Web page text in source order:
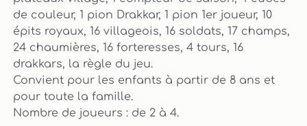
de couleur, 1 pion Drakkar, 1 pion 1er joueur, 10
épits royaux, 16 villageois, 16 soldats, 17 champs,
24 chaumières, 16 forteresses, 4 tours, 16
drakkars, la règle du jeu.
Convient pour les enfants à partir de 8 ans et
pour toute la famille.
Nombre de joueurs : de 2 à 4.